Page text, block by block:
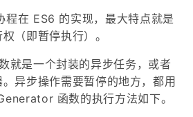
在 ES6 的实现，最大特点就是
（即暂停执行）。
就是一个封装的异步任务，或者
异步操作需要暂停的地方，都用
函数的执行方法如下。